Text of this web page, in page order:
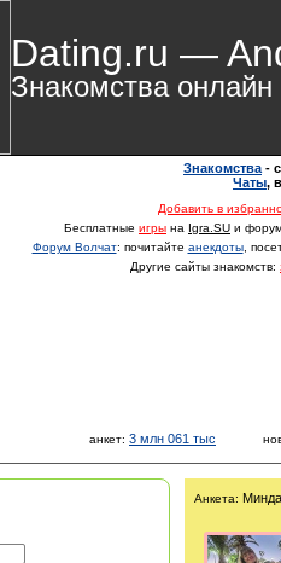
Dating.ru —
Знакомства онлайн
Знакомства -
Чаты,
Добавить в
Бесплатные игры на Igra.SU и
Форум Волчат: почитайте анекдоты,
Другие сайты знакомств:
анкет: 3 млн 061 тыс
Анкета: